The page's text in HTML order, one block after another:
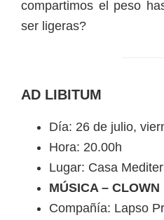
compartimos el peso
ser ligeras?
AD LIBITUM
Día: 26 de julio,
Hora: 20.00h
Lugar: Casa
MÚSICA – CLOWN
Compañía: Lapso